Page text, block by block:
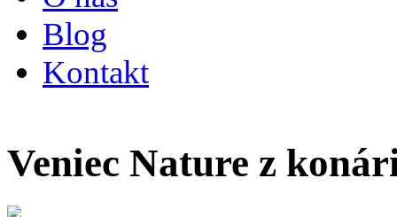
Blog
Kontakt
Veniec Nature z